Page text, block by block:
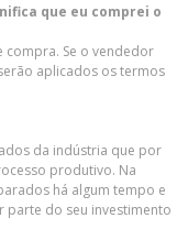
que eu comprei o
compra. Se o vendedor
aplicados os termos
da indústria que por
produtivo. Na
há algum tempo e
parte do seu investimento